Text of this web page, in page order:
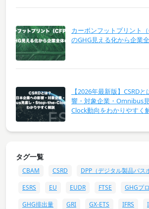
カーボンフットプリント
のGHG見える化から企業
【2026年最新版】CSRD
響・対象企業・Omnibus
Clock動向をわかりやすく
タグ一覧
CBAM CSRD DPP（デジタル製品パス
ESRS
EU EUDR FTSE
GHGプ
GHG排出量
GRI GX-ETS IFRS